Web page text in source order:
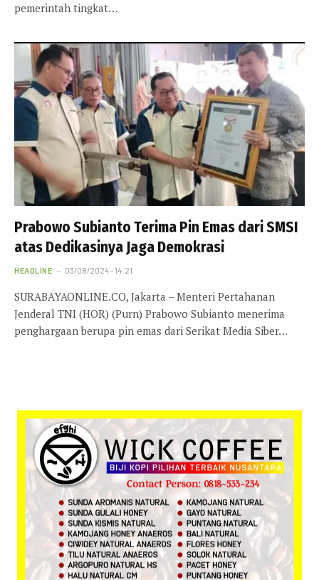
pemerintah tingkat…
Prabowo Subianto Terima Pin Emas dari SMSI
atas Dedikasinya Jaga Demokrasi
HEADLINE 03/08/2024 - 14:21
SURABAYAONLINE.CO, Jakarta – Menteri Pertahanan
Jenderal TNI (HOR) (Purn) Prabowo Subianto menerima
penghargaan berupa pin emas dari Serikat Media Siber…